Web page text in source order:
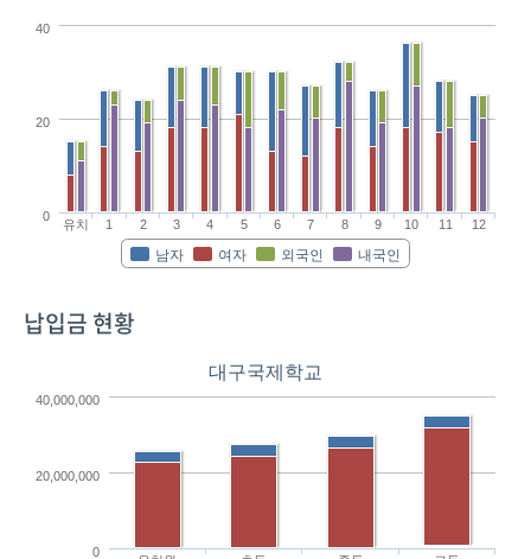
남자 여자 외국인 내국인
유치 1 2 3 4 5 6 7 8 9 10 11 12
0
20
40
납입금 현황
대구국제학교
0
20,000,000
40,000,000